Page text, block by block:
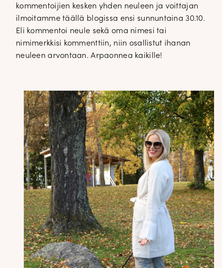
kommentoijien kesken yhden neuleen ja voittajan
ilmoitamme täällä blogissa ensi sunnuntaina 30.10.
Eli kommentoi neule sekä oma nimesi tai
nimimerkkisi kommenttiin, niin osallistut ihanan
neuleen arvontaan. Arpaonnea kaikille!